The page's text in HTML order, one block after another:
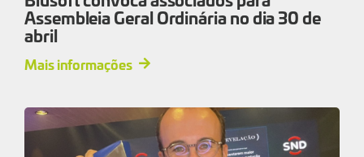
Assembleia Geral Ordinária no dia 30 de
abril
Mais informações